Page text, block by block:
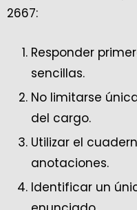
2667:
Responder
sencillas.
No limitarse
del cargo.
Utilizar el
anotaciones.
Identificar un